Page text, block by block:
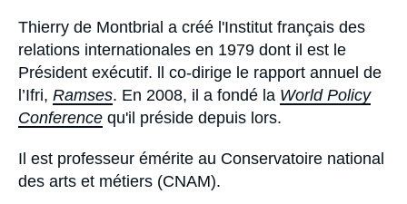
Biographie
Thierry de Montbrial a créé l'Institut français des
relations internationales en 1979 dont il est le
Président exécutif. ll co-dirige le rapport annuel de
l’Ifri, Ramses. En 2008, il a fondé la World Policy
Conference qu'il préside depuis lors.
Il est professeur émérite au Conservatoire national
des arts et métiers (CNAM).